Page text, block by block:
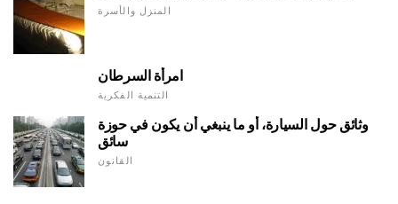
المنزل والأسرة
امرأة السرطان
التنمية الفكرية
وثائق حول السيارة، أو ما ينبغي أن يكون في حوزة
سائق
القانون